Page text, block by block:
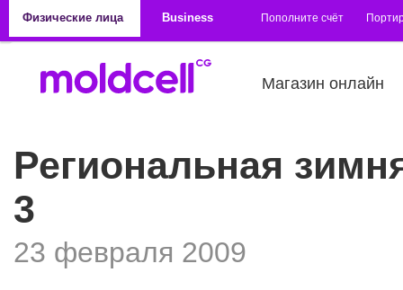
Физические лица
Business Пополните счёт
Магазин онлайн
Региональная
3
23 февраля 2009